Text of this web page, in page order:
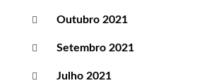
Outubro 2021
Setembro 2021
Julho 2021